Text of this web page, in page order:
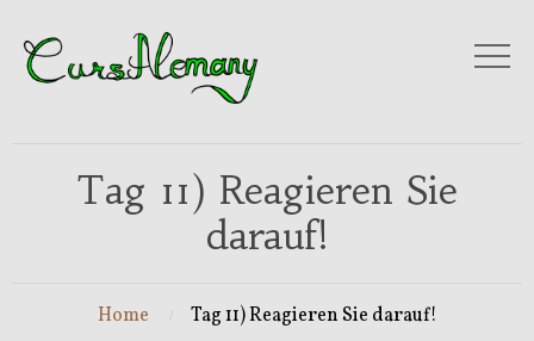
Tag 11) Reagieren Sie
darauf!
Home Tag 11) Reagieren Sie darauf!